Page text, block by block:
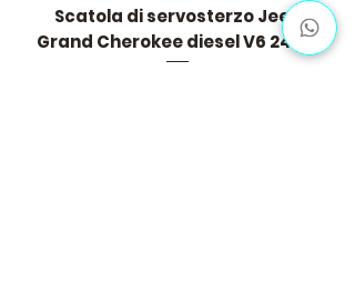
Scatola di servosterzo Jeep
Grand Cherokee diesel V6 241cv